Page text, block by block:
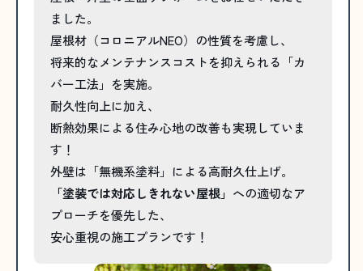
ました。
屋根材（コロニアルNEO）の性質を考慮し、
将来的なメンテナンスコストを抑えられる「カ
バー工法」を実施。
耐久性向上に加え、
断熱効果による住み心地の改善も実現していま
す！
外壁は「無機系塗料」による高耐久仕上げ。
「塗装では対応しきれない屋根」 への適切なア
プローチを優先した、
安心重視の施工プランです！